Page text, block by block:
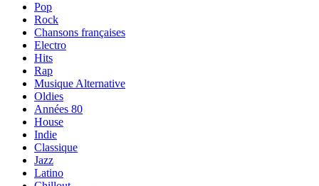
Pop
Rock
Chansons françaises
Electro
Hits
Rap
Musique Alternative
Oldies
Années 80
House
Indie
Classique
Jazz
Latino